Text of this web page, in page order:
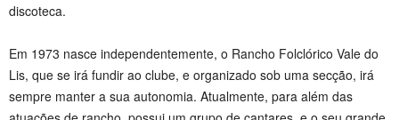
discoteca.
Em 1973 nasce independentemente, o Rancho Folclórico Vale do
Lis, que se irá fundir ao clube, e organizado sob uma secção, irá
sempre manter a sua autonomia. Atualmente, para além das